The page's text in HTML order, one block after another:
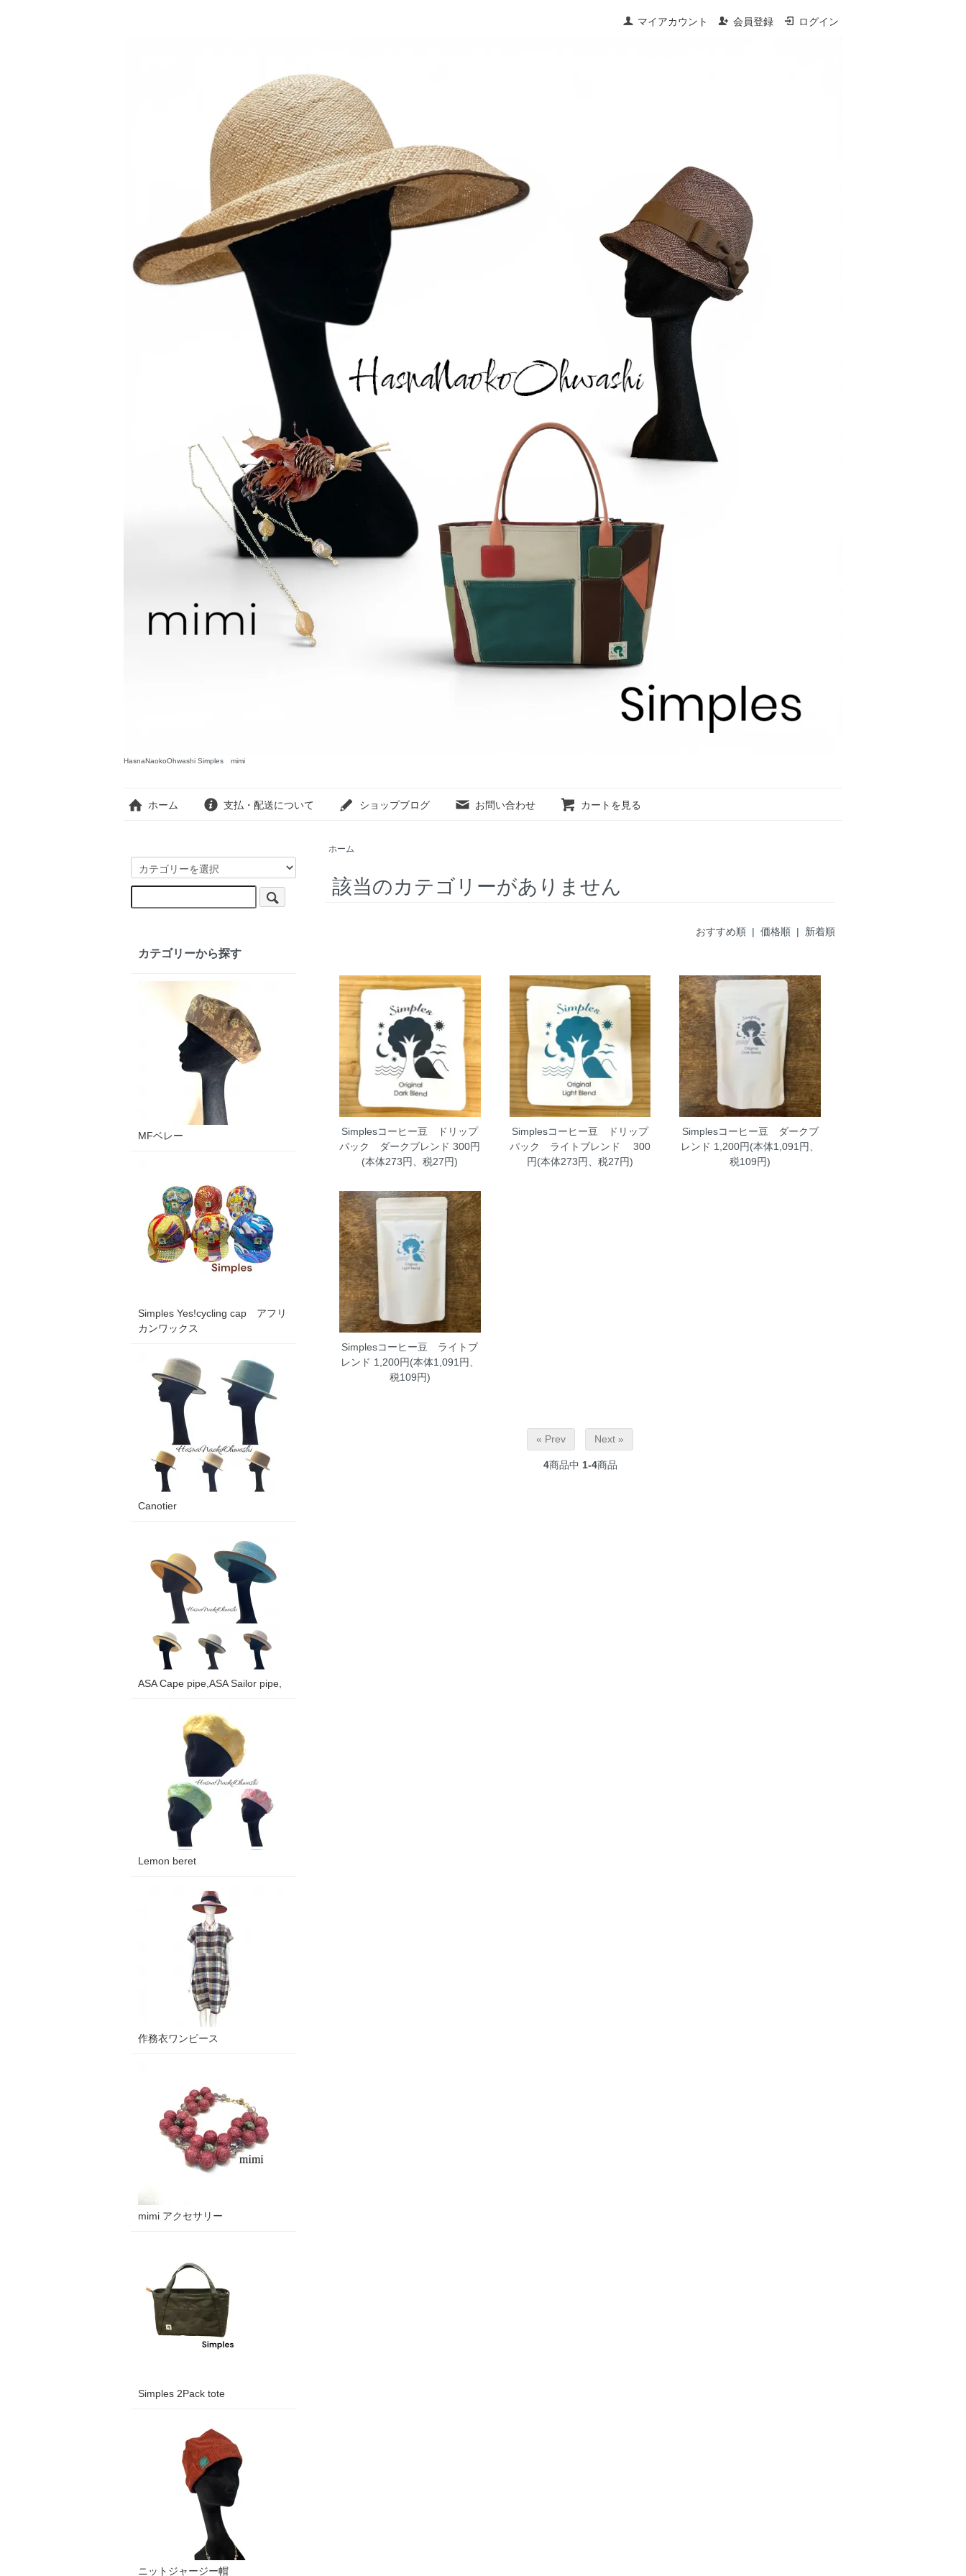
マイアカウント 会員登録 ログイン
HasnaNaokoOhwashi Simples mimi
ホーム 支払・配送について ショップブログ お問い合わせ カートを見る
ホーム
該当のカテゴリーがありません
おすすめ順 | 価格順 | 新着順
Simplesコーヒー豆 ドリップ
パック ダークブレンド 300円
(本体273円、税27円)
Simplesコーヒー豆 ドリップ
パック ライトブレンド
300
円(本体273円、税27円)
Simplesコーヒー豆 ダークブ
レンド 1,200円(本体1,091円、
税109円)
Simplesコーヒー豆 ライトブ
レンド 1,200円(本体1,091円、
税109円)
« Prev Next »
4商品中 1-4商品
カテゴリーから探す
MFベレー
Simples Yes!cycling cap アフリ
カンワックス
Canotier
ASA Cape pipe,ASA Sailor pipe,
Lemon beret
作務衣ワンピース
mimi アクセサリー
Simples 2Pack tote
ニットジャージー帽